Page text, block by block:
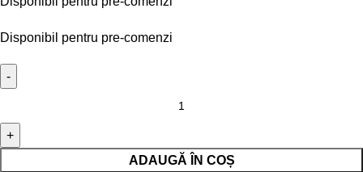
Disponibil pentru pre-comenzi
ADAUGĂ ÎN COȘ